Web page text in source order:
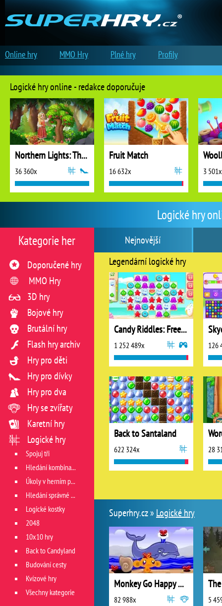
Logické hry
Nejnovější
Legendární logické hry
Candy Riddles: Free Match 3 Puzzle
1 252 489x 126
Back to Santaland
622 324x 28
Superhry.cz » Logické hry
Monkey Go Happy Hearts
82 988x 5
Kategorie her
Doporučené hry
MMO Hry
3D hry
Bojové hry
Brutální hry
Flash hry archiv
Hry pro děti
Hry pro dívky
Hry pro dva
Hry se zvířaty
Karetní hry
Logické hry
Spojuj tři
Hledání kombinace
Úkoly v herním poli
Hledání správné cesty
Logické kostky
2048
10x10 hry
Back to Candyland
Budování cesty
Kvízové hry
Všechny kategorie
Logické hry online - redakce doporučuje
Northern Lights: The Secret of the Forest
36 360x
Fruit Match
16 632x 3 501x
Online hry MMO Hry Plné hry Profily